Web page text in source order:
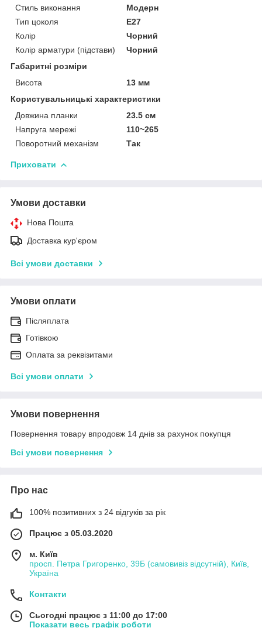
Стиль виконання
Модерн
Тип цоколя
E27
Колір
Чорний
Колір арматури (підстави)
Чорний
Габаритні розміри
Висота
13 мм
Користувальницькі характеристики
Довжина планки
23.5 см
Напруга мережі
110~265
Поворотний механізм
Так
Приховати
Умови доставки
Нова Пошта
Доставка кур'єром
Всі умови доставки
Умови оплати
Післяплата
Готівкою
Оплата за реквізитами
Всі умови оплати
Умови повернення
Повернення товару впродовж 14 днів за рахунок покупця
Всі умови повернення
Про нас
100% позитивних з 24 відгуків за рік
Працює з 05.03.2020
м. Київ
просп. Петра Григоренко, 39Б (самовивіз відсутній), Київ,
Україна
Контакти
Сьогодні працює з 11:00 до 17:00
Показати весь графік роботи